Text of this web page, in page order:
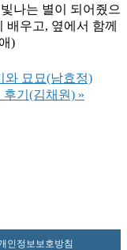
나는 별이 되어줬으
배우고, 옆에서 함께
)
와 묘묘(남효정)
후기(김채원) »
인정보보호방침